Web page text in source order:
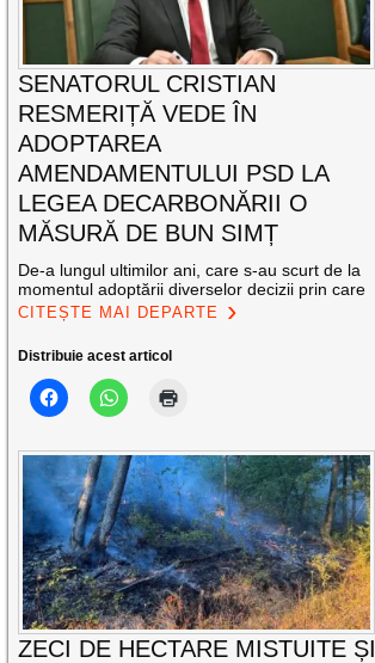
SENATORUL CRISTIAN
RESMERIȚĂ VEDE ÎN
ADOPTAREA
AMENDAMENTULUI PSD LA
LEGEA DECARBONĂRII O
MĂSURĂ DE BUN SIMȚ
De-a lungul ultimilor ani, care s-au scurt de la
momentul adoptării diverselor decizii prin care
CITEȘTE MAI DEPARTE
Distribuie acest articol
ZECI DE HECTARE MISTUITE ȘI